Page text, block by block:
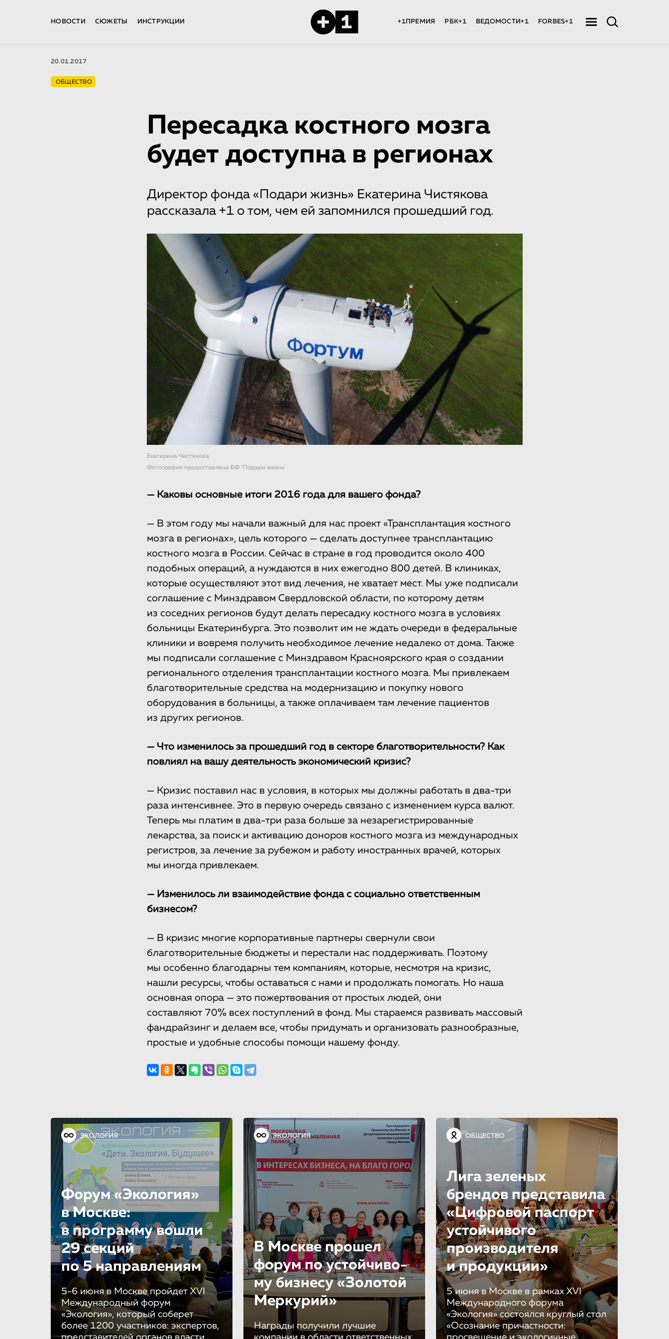
НОВОСТИ СЮЖЕТЫ ИНСТРУКЦИИ +1ПРЕМИЯ РБК+1 ВЕДОМОСТИ+1 FORBES+1
20.01.2017
ОБЩЕСТВО
Пересадка костного мозга
будет доступна в регионах
Директор фонда «Подари жизнь» Екатерина Чистякова
рассказала +1 о том, чем ей запомнился прошедший год.
Екатерина Чистякова
Фотография предоставлена БФ "Подари жизнь"
— Каковы основные итоги 2016 года для вашего фонда?
— В этом году мы начали важный для нас проект «Трансплантация костного
мозга в регионах», цель которого — сделать доступнее трансплантацию
костного мозга в России. Сейчас в стране в год проводится около 400
подобных операций, а нуждаются в них ежегодно 800 детей. В клиниках,
которые осуществляют этот вид лечения, не хватает мест. Мы уже подписали
соглашение с Минздравом Свердловской области, по которому детям
из соседних регионов будут делать пересадку костного мозга в условиях
больницы Екатеринбурга. Это позволит им не ждать очереди в федеральные
клиники и вовремя получить необходимое лечение недалеко от дома. Также
мы подписали соглашение с Минздравом Красноярского края о создании
регионального отделения трансплантации костного мозга. Мы привлекаем
благотворительные средства на модернизацию и покупку нового
оборудования в больницы, а также оплачиваем там лечение пациентов
из других регионов.
— Что изменилось за прошедший год в секторе благотворительности? Как
повлиял на вашу деятельность экономический кризис?
— Кризис поставил нас в условия, в которых мы должны работать в два-три
раза интенсивнее. Это в первую очередь связано с изменением курса валют.
Теперь мы платим в два-три раза больше за незарегистрированные
лекарства, за поиск и активацию доноров костного мозга из международных
регистров, за лечение за рубежом и работу иностранных врачей, которых
мы иногда привлекаем.
— Изменилось ли взаимодействие фонда с социально ответственным
бизнесом?
— В кризис многие корпоративные партнеры свернули свои
благотворительные бюджеты и перестали нас поддерживать. Поэтому
мы особенно благодарны тем компаниям, которые, несмотря на кризис,
нашли ресурсы, чтобы оставаться с нами и продолжать помогать. Но наша
основная опора — это пожертвования от простых людей, они
составляют 70% всех поступлений в фонд. Мы стараемся развивать массовый
фандрайзинг и делаем все, чтобы придумать и организовать разнообразные,
простые и удобные способы помощи нашему фонду.
ЭКОЛОГИЯ
Форум «Экология»
в Москве:
в программу вошли
29 секций
по 5 направле­ни­ям
5-6 июня в Москве пройдет XVI
Международный форум
«Экология», который соберет
более 1200 участников: экспертов,
ЭКОЛОГИЯ
В Москве прошел
форум по устойчиво­
му бизнесу «Золотой
Меркурий»
Награды получили лучшие
ОБЩЕСТВО
Лига зеленых
брендов представила
«Цифровой паспорт
устойчивого
производителя
и продукции»
5 июня в Москве в рамках XVI
Международного форума
«Экология» состоялся круглый стол
«Осознание причастности: